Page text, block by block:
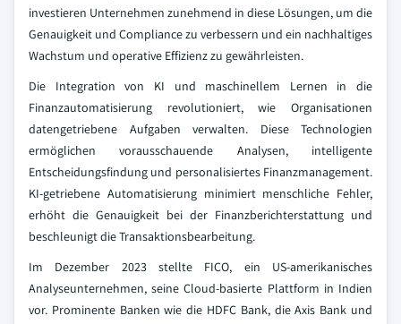
investieren Unternehmen zunehmend in diese Lösungen, um die
Genauigkeit und Compliance zu verbessern und ein nachhaltiges
Wachstum und operative Effizienz zu gewährleisten.
Die Integration von KI und maschinellem Lernen in die
Finanzautomatisierung revolutioniert, wie Organisationen
datengetriebene Aufgaben verwalten. Diese Technologien
ermöglichen vorausschauende Analysen, intelligente
Entscheidungsfindung und personalisiertes Finanzmanagement.
KI-getriebene Automatisierung minimiert menschliche Fehler,
erhöht die Genauigkeit bei der Finanzberichterstattung und
beschleunigt die Transaktionsbearbeitung.
Im Dezember 2023 stellte FICO, ein US-amerikanisches
Analyseunternehmen, seine Cloud-basierte Plattform in Indien
vor. Prominente Banken wie die HDFC Bank, die Axis Bank und